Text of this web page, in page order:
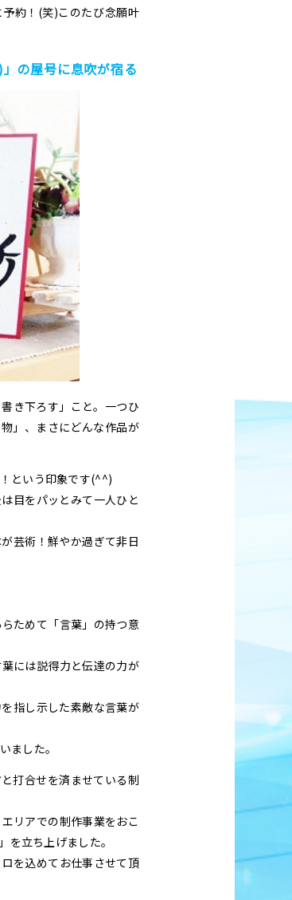
約！(笑)このたび念願叶
の屋号に息吹が宿る
き下ろす」こと。一つひ
」、まさにどんな作品が
という印象です(^^)
目をパッとみて一人ひと
芸術！鮮やか過ぎて非日
ためて「言葉」の持つ意
には説得力と伝達の力が
指し示した素敵な言葉が
ました。
打合せを済ませている制
リアでの制作事業をおこ
立ち上げました。
を込めてお仕事させて頂